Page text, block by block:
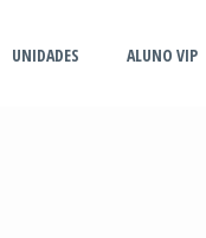
UNIDADES ALUNO VIP